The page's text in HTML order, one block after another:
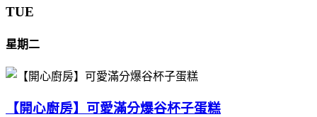
TUE
星期二
【開心廚房】可愛滿分爆谷杯子蛋糕